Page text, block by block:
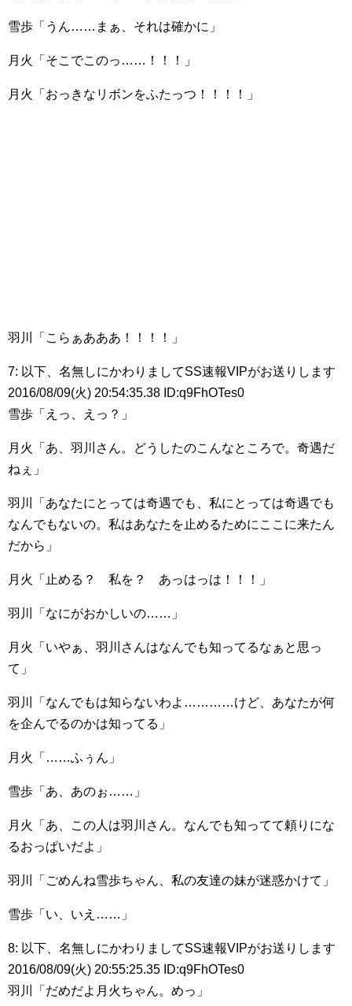
雪歩「うん……まぁ、それは確かに」
月火「そこでこのっ……！！！」
月火「おっきなリボンをふたっつ！！！！」
羽川「こらぁあああ！！！！」
7: 以下、名無しにかわりましてSS速報VIPがお送りします
2016/08/09(火) 20:54:35.38 ID:q9FhOTes0
雪歩「えっ、えっ？」
月火「あ、羽川さん。どうしたのこんなところで。奇遇だ
ねぇ」
羽川「あなたにとっては奇遇でも、私にとっては奇遇でも
なんでもないの。私はあなたを止めるためにここに来たん
だから」
月火「止める？ 私を？ あっはっは！！！」
羽川「なにがおかしいの……」
月火「いやぁ、羽川さんはなんでも知ってるなぁと思っ
て」
羽川「なんでもは知らないわよ…………けど、あなたが何
を企んでるのかは知ってる」
月火「……ふぅん」
雪歩「あ、あのぉ……」
月火「あ、この人は羽川さん。なんでも知ってて頼りにな
るおっぱいだよ」
羽川「ごめんね雪歩ちゃん、私の友達の妹が迷惑かけて」
雪歩「い、いえ……」
8: 以下、名無しにかわりましてSS速報VIPがお送りします
2016/08/09(火) 20:55:25.35 ID:q9FhOTes0
羽川「だめだよ月火ちゃん。めっ」